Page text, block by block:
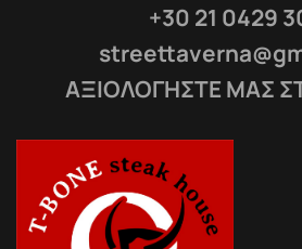
+30 21 0429
ΑΞΙΟΛΟΓΗΣΤΕ ΜΑΣ